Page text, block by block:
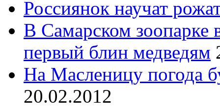
Россиянок научат
В Самарском зоопарке
первый блин медведям
На Масленицу погода
20.02.2012